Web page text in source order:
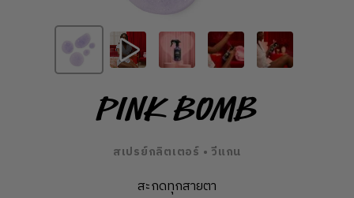
Pink Bomb
สเปรย์กลิตเตอร์ • วีแกน
สะกดทุกสายตา